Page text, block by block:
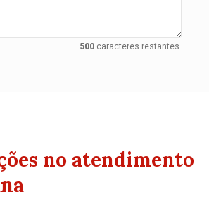
500caracteres restantes.
no atendimento